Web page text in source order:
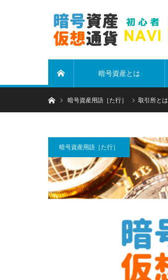
暗号資産とは
ホーム暗号資産用語［た行］ 取引所とは
暗号資産用語［た行］